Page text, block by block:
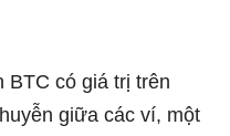
BTC có giá trị trên
giữa các ví, một